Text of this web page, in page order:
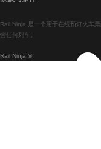
Rail Ninja ®
Rail Ninja 是一个用于在线预订火车
营任何列车。